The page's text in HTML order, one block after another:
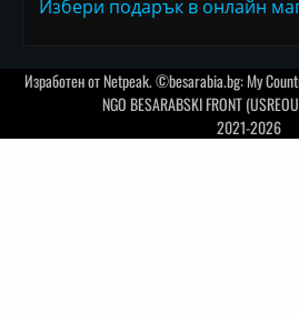
Избери подарък в онлайн
Изработен отNetpeak. ©besarabia.bg: My
NGO BESARABSKI FRONT
2021-2026